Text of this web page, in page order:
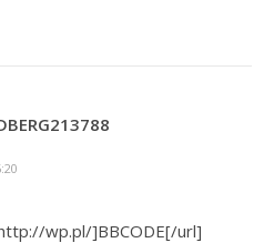
wp.pl/]BBCODE[/url]